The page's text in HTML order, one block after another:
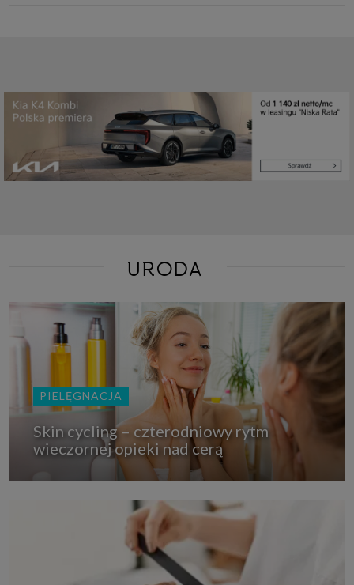
URODA
PIELĘGNACJA
Skin cycling – czterodniowy rytm
wieczornej opieki nad cerą